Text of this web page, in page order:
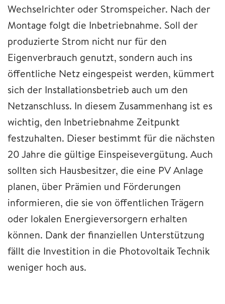
Wechselrichter oder Stromspeicher. Nach der
Montage folgt die Inbetriebnahme. Soll der
produzierte Strom nicht nur für den
Eigenverbrauch genutzt, sondern auch ins
öffentliche Netz eingespeist werden, kümmert
sich der Installationsbetrieb auch um den
Netzanschluss. In diesem Zusammenhang ist es
wichtig, den Inbetriebnahme Zeitpunkt
festzuhalten. Dieser bestimmt für die nächsten
20 Jahre die gültige Einspeisevergütung. Auch
sollten sich Hausbesitzer, die eine PV Anlage
planen, über Prämien und Förderungen
informieren, die sie von öffentlichen Trägern
oder lokalen Energieversorgern erhalten
können. Dank der finanziellen Unterstützung
fällt die Investition in die Photovoltaik Technik
weniger hoch aus.